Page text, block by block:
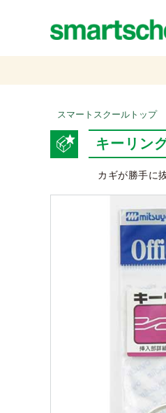
スマートスクールトップ
キーリン
カギが勝手に